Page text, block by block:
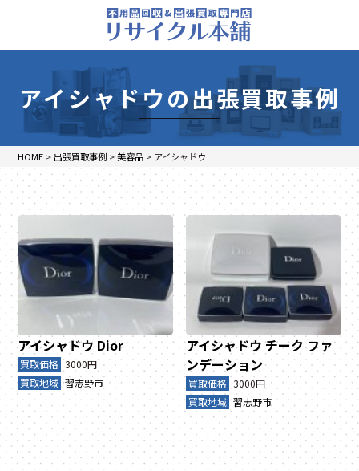
アイシャドウの出張買取事例
HOME > 出張買取事例 >美容品 > アイシャドウ
アイシャドウ Dior
買取価格 3000円
買取地域 習志野市
アイシャドウ チーク ファ
ンデーション
買取価格 3000円
買取地域 習志野市